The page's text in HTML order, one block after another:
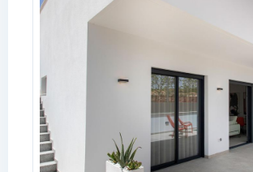
No apps configured. Please contact
your administrator.
Lost your password?